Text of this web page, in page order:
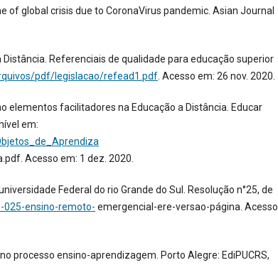
of global crisis due to CoronaVirus pandemic. Asian Journal
Referenciais de qualidade para educação superior
pdf/legislacao/refead1.pdf . Acesso em: 26 nov. 2020.
elementos facilitadores na Educação a Distância. Educar
em:
Acesso em: 1 dez. 2020.
Federal do rio Grande do Sul. Resolução n°25, de
ensino-remoto- emergencial-ere-versao-página. Acesso
processo ensino-aprendizagem. Porto Alegre: EdiPUCRS,